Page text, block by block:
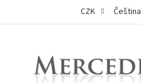
CZK Čeština